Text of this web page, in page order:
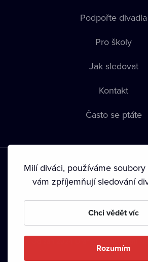
Podpořte divadla
Pro školy
Jak sledovat
Kontakt
Často se ptáte
Podmínky používání • Ochrana soukromí
• Autorská práva•
Milí diváci, používáme
vám zpříjemňují sledování
Chci vědět víc
Rozumím